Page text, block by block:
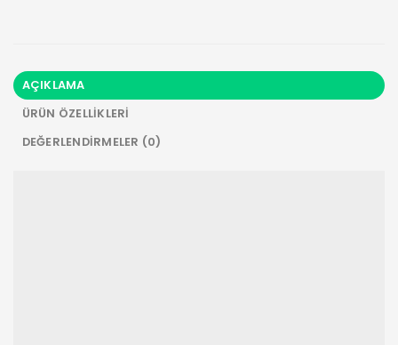
AÇIKLAMA
ÜRÜN ÖZELLIKLERI
DEĞERLENDIRMELER (0)